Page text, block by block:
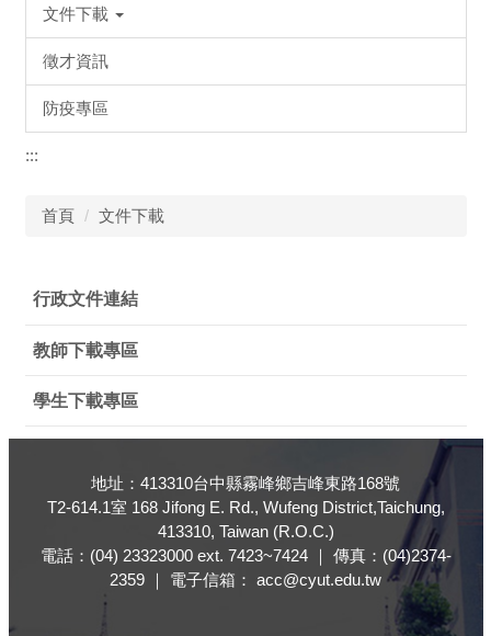
文件下載
徵才資訊
防疫專區
:::
首頁 文件下載
行政文件連結
教師下載專區
學生下載專區
地址：413310台中縣霧峰鄉吉峰東路168號
T2-614.1室 168 Jifong E. Rd., Wufeng District,Taichung,
413310, Taiwan (R.O.C.)
電話：(04) 23323000 ext. 7423~7424 ｜ 傳真：(04)2374-
2359 ｜ 電子信箱： acc@cyut.edu.tw